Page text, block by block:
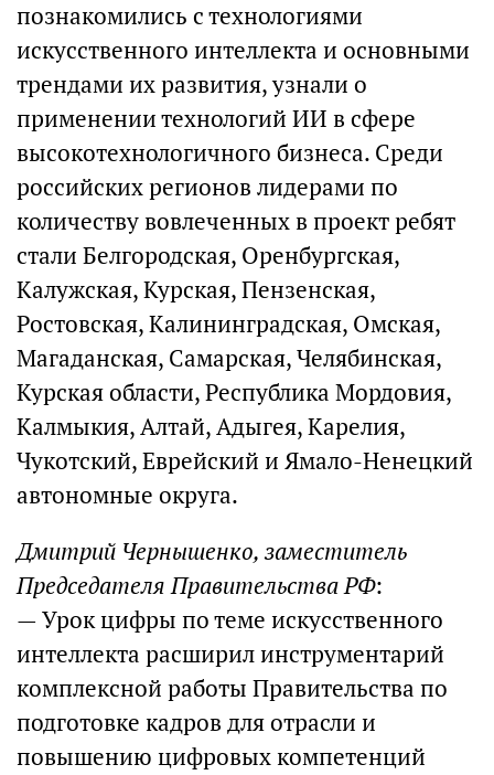
познакомились с технологиями
искусственного интеллекта и основными
трендами их развития, узнали о
применении технологий ИИ в сфере
высокотехнологичного бизнеса. Среди
российских регионов лидерами по
количеству вовлеченных в проект ребят
стали Белгородская, Оренбургская,
Калужская, Курская, Пензенская,
Ростовская, Калининградская, Омская,
Магаданская, Самарская, Челябинская,
Курская области, Республика Мордовия,
Калмыкия, Алтай, Адыгея, Карелия,
Чукотский, Еврейский и Ямало-Ненецкий
автономные округа.
Дмитрий Чернышенко, заместитель
Председателя Правительства РФ:
— Урок цифры по теме искусственного
интеллекта расширил инструментарий
комплексной работы Правительства по
подготовке кадров для отрасли и
повышению цифровых компетенций